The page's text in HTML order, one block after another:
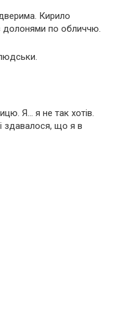
Кирило
долонями по обличчю.
Я… я не так хотів.
здавалося, що я в